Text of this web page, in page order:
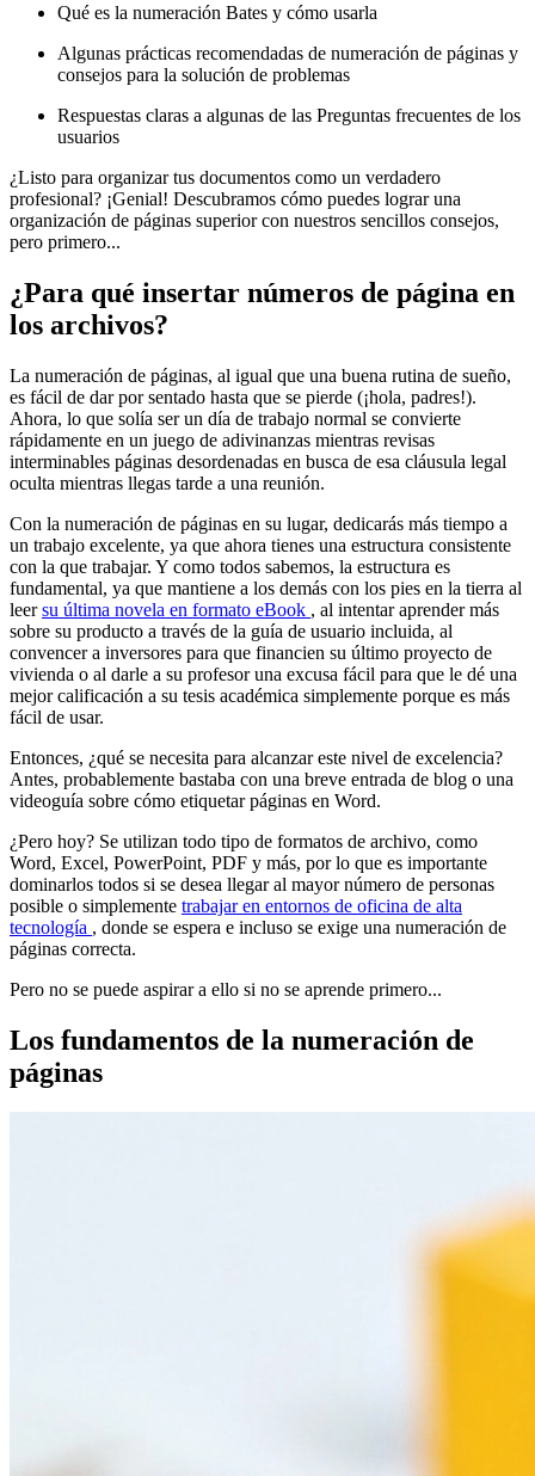
Qué es la numeración Bates y cómo usarla
Algunas prácticas recomendadas de numeración de páginas y
consejos para la solución de problemas
Respuestas claras a algunas de las Preguntas frecuentes de los
usuarios
¿Listo para organizar tus documentos como un verdadero
profesional? ¡Genial! Descubramos cómo puedes lograr una
organización de páginas superior con nuestros sencillos consejos,
pero primero...
¿Para qué insertar números de página en
los archivos?
La numeración de páginas, al igual que una buena rutina de sueño,
es fácil de dar por sentado hasta que se pierde (¡hola, padres!).
Ahora, lo que solía ser un día de trabajo normal se convierte
rápidamente en un juego de adivinanzas mientras revisas
interminables páginas desordenadas en busca de esa cláusula legal
oculta mientras llegas tarde a una reunión.
Con la numeración de páginas en su lugar, dedicarás más tiempo a
un trabajo excelente, ya que ahora tienes una estructura consistente
con la que trabajar. Y como todos sabemos, la estructura es
fundamental, ya que mantiene a los demás con los pies en la tierra al
leersu última novela en formato eBook , al intentar aprender más
sobre su producto a través de la guía de usuario incluida, al
convencer a inversores para que financien su último proyecto de
vivienda o al darle a su profesor una excusa fácil para que le dé una
mejor calificación a su tesis académica simplemente porque es más
fácil de usar.
Entonces, ¿qué se necesita para alcanzar este nivel de excelencia?
Antes, probablemente bastaba con una breve entrada de blog o una
videoguía sobre cómo etiquetar páginas en Word.
¿Pero hoy? Se utilizan todo tipo de formatos de archivo, como
Word, Excel, PowerPoint, PDF y más, por lo que es importante
dominarlos todos si se desea llegar al mayor número de personas
posible o simplemente trabajar en entornos de oficina de alta
tecnología , donde se espera e incluso se exige una numeración de
páginas correcta.
Pero no se puede aspirar a ello si no se aprende primero...
Los fundamentos de la numeración de
páginas